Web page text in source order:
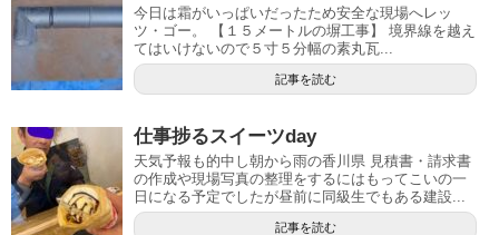
今日は霜がいっぱいだったため安全な現場へレッ
ツ・ゴー。 【１５メートルの塀工事】 境界線を越え
てはいけないので５寸５分幅の素丸瓦...
記事を読む
仕事捗るスイーツday
天気予報も的中し朝から雨の香川県 見積書・請求書
の作成や現場写真の整理をするにはもってこいの一
日になる予定でしたが昼前に同級生でもある建設...
記事を読む